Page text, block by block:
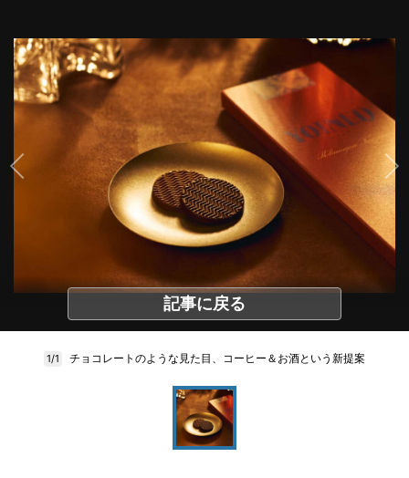
記事に戻る
1/1 チョコレートのような見た目、コーヒー＆お酒という新提案